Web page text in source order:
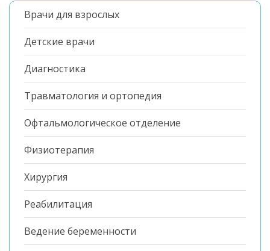
Врачи для взрослых
Детские врачи
Диагностика
Травматология и ортопедия
Офтальмологическое отделение
Физиотерапия
Хирургия
Реабилитация
Ведение беременности